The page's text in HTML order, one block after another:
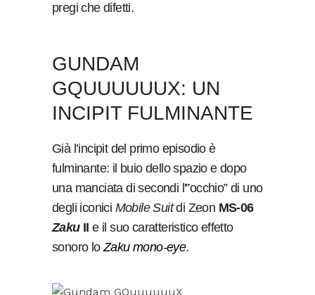
pregi che difetti.
GUNDAM
GQUUUUUUX: UN
INCIPIT FULMINANTE
Già l’incipit del primo episodio è
fulminante: il buio dello spazio e dopo
una manciata di secondi l'”occhio” di uno
degli iconici Mobile Suitdi Zeon MS-06
ZakuIIe il suo caratteristico effetto
sonoro loZaku mono-eye.